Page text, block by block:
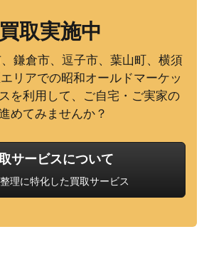
買取実施中
リアでの昭和オールドマーケッ
を利用して、ご自宅・ご実家の
サービスについて
理に特化した買取サービス